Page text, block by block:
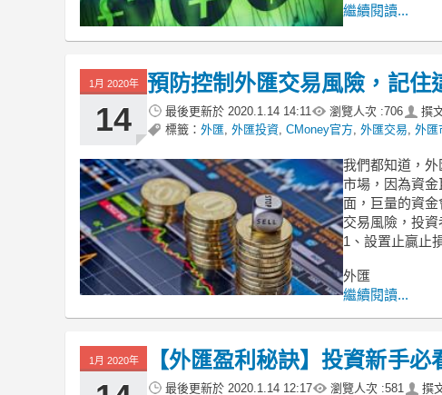
繼續閱讀...
1月 2020年
14
預防控制外匯交易風險，記住
最後更新於 2020.1.14 14:11 瀏覽人次 :706 撰
標籤： 外匯 外匯投資 CMoney官方 外匯交易 外匯
我們都知道，
市場，因為資
面，巨量的資
交易風險，投資
1、設置止贏止
外匯
繼續閱讀...
1月 2020年 【外匯盈利秘訣】投資新手
最後更新於 2020.1.14 12:17 瀏覽人次 :581 撰